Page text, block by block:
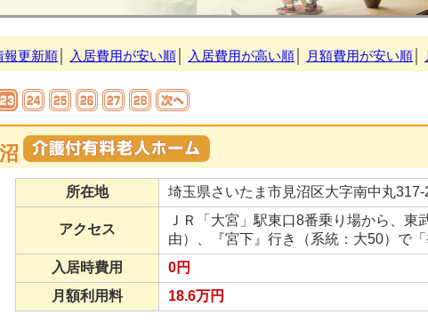
報更新順 入居費用が安い順 入居費用が高い順 月額費用が安い順
所在地 埼玉県さいたま市見沼区大字南中丸317-
アクセス
ＪＲ「大宮」駅東口8番乗り場から、東
由）、『宮下』行き（系統：大50）で
入居時費用
0円
月額利用料
18.6万円